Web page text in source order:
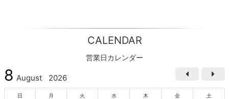
CALENDAR
営業日カレンダー
8 August 2026
日 月 火 水 木 金 土